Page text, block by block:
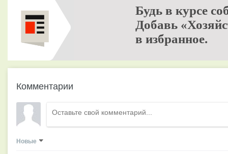
Будь в курсе
Добавь
в избранное.
Комментарии
Новые